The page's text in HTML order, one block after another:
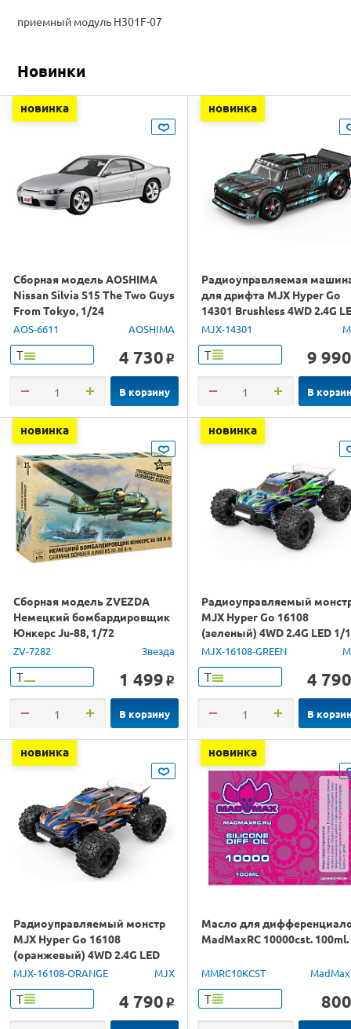
приемный модуль H301F-07
Новинки
новинка
Сборная модель AOSHIMA
Nissan Silvia S15 The Two Guys
From Tokyo, 1/24
AOS-6611 AOSHIMA
Т 4 730 o
В корзину
новинка
Радиоуправляемая
для дрифта MJX Hyper Go
14301 Brushless 4WD 2.4G
1/14 RTR
MJX-14301
Т 9 990
В
новинка
Сборная модель ZVEZDA
Немецкий бомбардировщик
Юнкерс Ju-88, 1/72
ZV-7282 Звезда
Т 1 499 o
В корзину
новинка
Радиоуправляемый
MJX Hyper Go 16108
(зеленый) 4WD 2.4G LED 1/
RTR
MJX-16108-GREEN
Т 4 790
В
новинка
Радиоуправляемый монстр
MJX Hyper Go 16108
(оранжевый) 4WD 2.4G LED
1/16 RTR
MJX-16108-ORANGE MJX
Т 4 790 o
новинка
Масло для
MadMaxRC 10000cst. 100ml.
MMRC10KCST
Т 800